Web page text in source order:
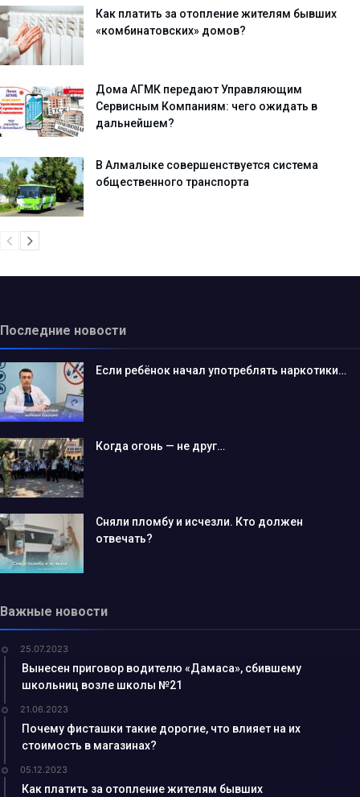
Как платить за отопление жителям бывших
«комбинатовских» домов?
Дома АГМК передают Управляющим
Сервисным Компаниям: чего ожидать в
дальнейшем?
В Алмалыке совершенствуется система
общественного транспорта
Последние новости
Если ребёнок начал употреблять наркотики…
Когда огонь — не друг…
Сняли пломбу и исчезли. Кто должен
отвечать?
Важные новости
25.07.2023
Вынесен приговор водителю «Дамаса», сбившему
школьниц возле школы №21
21.06.2023
Почему фисташки такие дорогие, что влияет на их
стоимость в магазинах?
05.12.2023
Как платить за отопление жителям бывших